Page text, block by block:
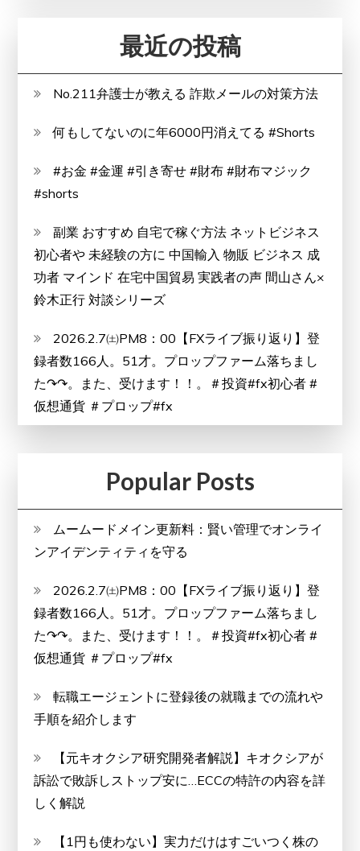
績！
最近の投稿
No.211弁護士が教える 詐欺メールの対策方法
何もしてないのに年6000円消えてる #Shorts
#お金 #金運 #引き寄せ #財布 #財布マジック
#shorts
副業 おすすめ 自宅で稼ぐ方法 ネットビジネス
初心者や 未経験の方に 中国輸入 物販 ビジネス 成
功者 マインド 在宅中国貿易 実践者の声 間山さん×
鈴木正行 対談シリーズ
2026.2.7㈯PM8：00【FXライブ振り返り】登
録者数166人。51才。プロップファーム落ちまし
た↷↷。また、受けます！！。＃投資#fx初心者 #
仮想通貨 ＃プロップ#fx
Popular Posts
ムームードメイン更新料：賢い管理でオンライ
ンアイデンティティを守る
2026.2.7㈯PM8：00【FXライブ振り返り】登
録者数166人。51才。プロップファーム落ちまし
た↷↷。また、受けます！！。＃投資#fx初心者 #
仮想通貨 ＃プロップ#fx
転職エージェントに登録後の就職までの流れや
手順を紹介します
【元キオクシア研究開発者解説】キオクシアが
訴訟で敗訴しストップ安に…ECCの特許の内容を詳
しく解説
【1円も使わない】実力だけはすごいつく株の